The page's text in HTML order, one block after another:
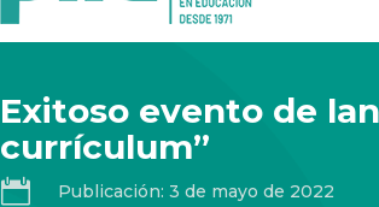
Exitoso evento de
currículum”
 Publicación: 3 de mayo de 2022